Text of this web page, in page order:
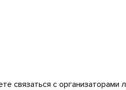
связаться с